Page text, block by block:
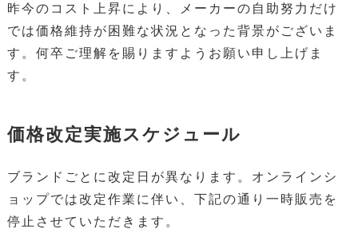
昨今のコスト上昇により、メーカーの自助努力だけ
では価格維持が困難な状況となった背景がございま
す。何卒ご理解を賜りますようお願い申し上げま
す。
価格改定実施スケジュール
ブランドごとに改定日が異なります。オンラインシ
ョップでは改定作業に伴い、下記の通り一時販売を
停止させていただきます。